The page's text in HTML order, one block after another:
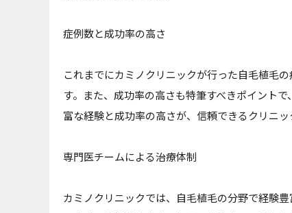
症例数と成功率の高さ
これまでにカミノクリニックが行った自毛植毛
す。また、成功率の高さも特筆すべきポイント
富な経験と成功率の高さが、信頼できるクリニ
専門医チームによる治療体制
カミノクリニックでは、自毛植毛の分野で経験